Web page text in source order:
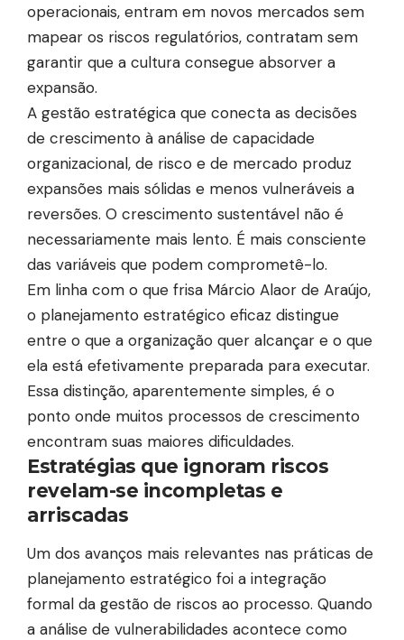
operacionais, entram em novos mercados sem
mapear os riscos regulatórios, contratam sem
garantir que a cultura consegue absorver a
expansão.
A gestão estratégica que conecta as decisões
de crescimento à análise de capacidade
organizacional, de risco e de mercado produz
expansões mais sólidas e menos vulneráveis a
reversões. O crescimento sustentável não é
necessariamente mais lento. É mais consciente
das variáveis que podem comprometê-lo.
Em linha com o que frisa Márcio Alaor de Araújo,
o planejamento estratégico eficaz distingue
entre o que a organização quer alcançar e o que
ela está efetivamente preparada para executar.
Essa distinção, aparentemente simples, é o
ponto onde muitos processos de crescimento
encontram suas maiores dificuldades.
Estratégias que ignoram riscos
revelam-se incompletas e
arriscadas
Um dos avanços mais relevantes nas práticas de
planejamento estratégico foi a integração
formal da gestão de riscos ao processo. Quando
a análise de vulnerabilidades acontece como